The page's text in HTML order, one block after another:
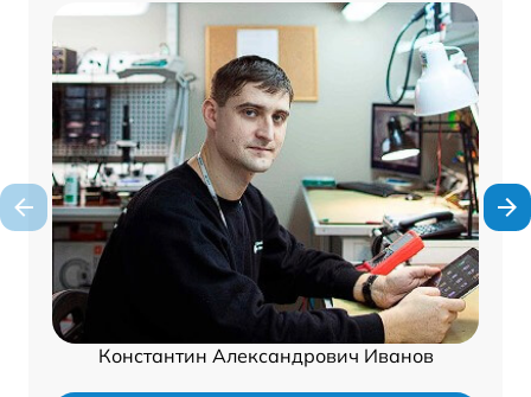
Константин Александрович Иванов